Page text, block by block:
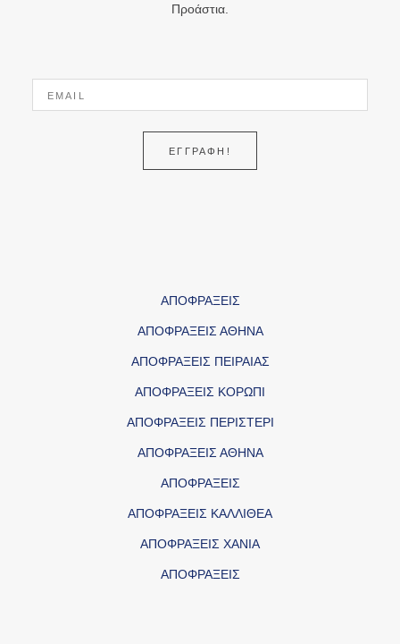
Προάστια.
ΕΓΓΡΑΦΗ!
ΑΠΟΦΡΑΞΕΙΣ
ΑΠΟΦΡΑΞΕΙΣ ΑΘΗΝΑ
ΑΠΟΦΡΑΞΕΙΣ ΠΕΙΡΑΙΑΣ
ΑΠΟΦΡΑΞΕΙΣ ΚΟΡΩΠΙ
ΑΠΟΦΡΑΞΕΙΣ ΠΕΡΙΣΤΕΡΙ
ΑΠΟΦΡΑΞΕΙΣ ΑΘΗΝΑ
ΑΠΟΦΡΑΞΕΙΣ
ΑΠΟΦΡΑΞΕΙΣ ΚΑΛΛΙΘΕΑ
ΑΠΟΦΡΑΞΕΙΣ ΧΑΝΙΑ
ΑΠΟΦΡΑΞΕΙΣ